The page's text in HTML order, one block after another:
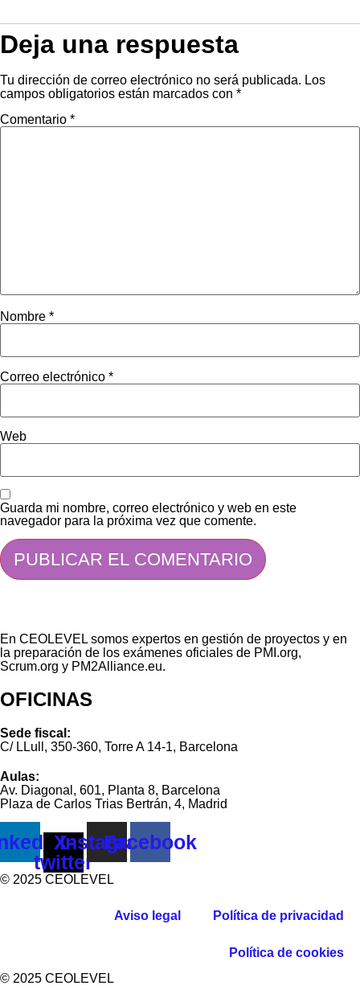
Deja una respuesta
Tu dirección de correo electrónico no será publicada. Los
campos obligatorios están marcados con *
Comentario *
Nombre *
Correo electrónico *
Web
Guarda mi nombre, correo electrónico y web en este
navegador para la próxima vez que comente.
En CEOLEVEL somos expertos en gestión de proyectos y en
la preparación de los exámenes oficiales de PMI.org,
Scrum.org y PM2Alliance.eu.
OFICINAS
Sede fiscal:
C/ LLull, 350-360, Torre A 14-1, Barcelona
Aulas:
Av. Diagonal, 601, Planta 8, Barcelona
Plaza de Carlos Trias Bertrán, 4, Madrid
X-
twitter
Instagram
Facebook
© 2025 CEOLEVEL
Aviso legal Política de privacidad
Política de cookies
© 2025 CEOLEVEL